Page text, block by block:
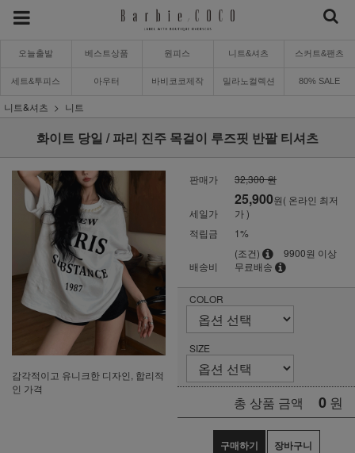
오늘출발 베스트상품 원피스 니트&셔츠 스커트&팬츠
세트&투피스 아우터 바비코코제작 밀라노컬렉션 80% SALE
니트&셔츠 니트
화이트 당일 / 파리 진주 목걸이 루즈핏 반팔 티셔츠
감각적이고 유니크한 디자인, 합리적
인 가격
판매가 32,300 원
세일가
25,900원( 온라인 최저
가 )
적립금
1%
배송비
(조건)
9900원 이상
무료배송
COLOR
SIZE
총 상품 금액 0 원
구매하기 장바구니